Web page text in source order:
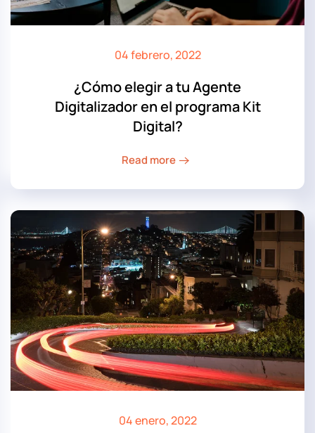
04 febrero, 2022
¿Cómo elegir a tu Agente
Digitalizador en el programa Kit
Digital?
Read more
04 enero, 2022